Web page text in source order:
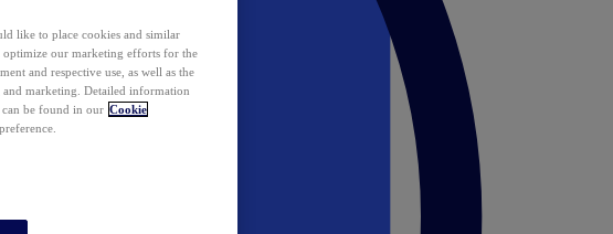
like to place cookies and similar
optimize our marketing efforts for the
and respective use, as well as the
and marketing. Detailed information
can be found in our Cookie